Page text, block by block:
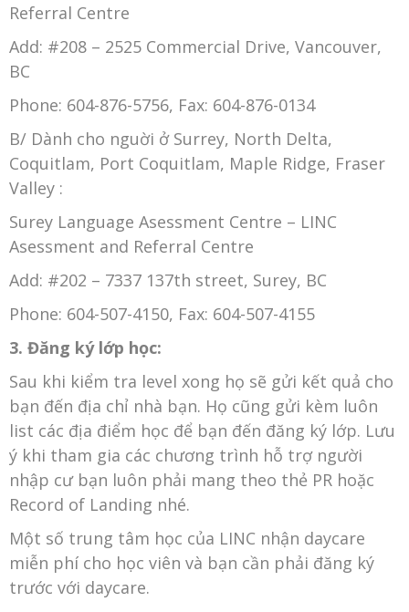
Referral Centre
Add: #208 – 2525 Commercial Drive, Vancouver,
BC
Phone: 604-876-5756, Fax: 604-876-0134
B/ Dành cho nguời ở Surrey, North Delta,
Coquitlam, Port Coquitlam, Maple Ridge, Fraser
Valley :
Surey Language Asessment Centre – LINC
Asessment and Referral Centre
Add: #202 – 7337 137th street, Surey, BC
Phone: 604-507-4150, Fax: 604-507-4155
3. Đăng ký lớp học:
Sau khi kiểm tra level xong họ sẽ gửi kết quả cho
bạn đến địa chỉ nhà bạn. Họ cũng gửi kèm luôn
list các địa điểm học để bạn đến đăng ký lớp. Lưu
ý khi tham gia các chương trình hỗ trợ người
nhập cư bạn luôn phải mang theo thẻ PR hoặc
Record of Landing nhé.
Một số trung tâm học của LINC nhận daycare
miễn phí cho học viên và bạn cần phải đăng ký
trước với daycare.